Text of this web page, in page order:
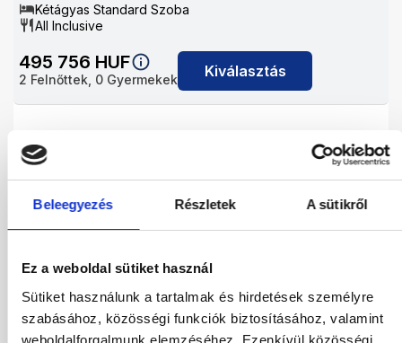
Beleegyezés Részletek A sütikről
Ez a weboldal sütiket használ
Sütiket használunk a tartalmak és hirdetések személyre
szabásához, közösségi funkciók biztosításához, valamint
weboldalforgalmunk elemzéséhez. Ezenkívül közösségi
Kétágyas Standard Szoba
All Inclusive
495 756 HUF
2 Felnőttek, 0 Gyermekek Kiválasztás
Budapest
Kétágyas Standard Szoba
481 260HUF
BudapestJáratinformációk